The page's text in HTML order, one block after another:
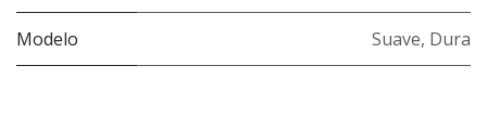
Modelo Suave, Dura